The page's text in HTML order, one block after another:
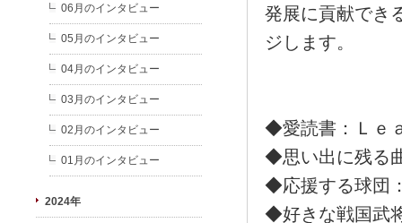
発展に貢献でき
ジします。
◆愛読書：Ｌｅ
◆思い出に残る
◆応援する球団
◆好きな戦国武
06月のインタビュー
05月のインタビュー
04月のインタビュー
03月のインタビュー
02月のインタビュー
01月のインタビュー
2024年